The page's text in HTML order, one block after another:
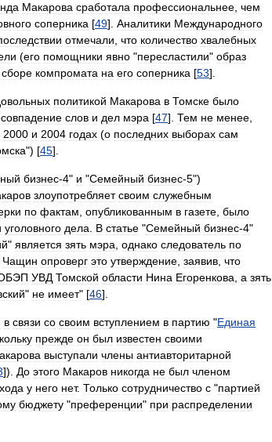
Макарова сработала профессиональнее чем
соперника [49]. Аналитики Международного
отмечали что количество хвалебных
(его помощники явно "пересластили" образ
сборе компромата на его соперника [53].
политикой Макарова в Томске было
слов и дел мэра [47]. Тем не менее
2000 и 2004 годах (о последних выборах сам
") [45].
бизнес-4" и "Семейный бизнес-5")
злоупотребляет своим служебным
по фактам опубликованным в газете было
уголовного дела В статье "Семейный бизнес-4"
" является зять мэра однако следователь по
Чащин опроверг это утверждение заявив что
УВД Томской области Нина Егоренкова а зять
" не имеет" [46].
в связи со своим вступлением в партию "Единая
прежде он был известен своими
выступали члены антиавторитарной
]). До этого Макаров никогда не был членом
у него нет. Только сотрудничество с "партией
бюджету "преференции" при распределении